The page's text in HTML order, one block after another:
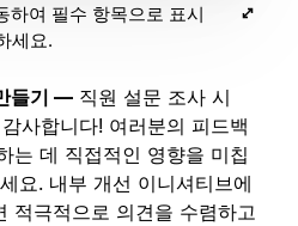
하여 필수 항목으로 표시
세요.
들기 — 직원 설문 조사 시
사합니다! 여러분의 피드백
는 데 직접적인 영향을 미칩
요. 내부 개선 이니셔티브에
적극적으로 의견을 수렴하고